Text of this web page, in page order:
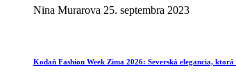
Nina Murarova 25. septembra 2023
Kodaň Fashion Week Zima 2026: Severská elegancia, ktorá